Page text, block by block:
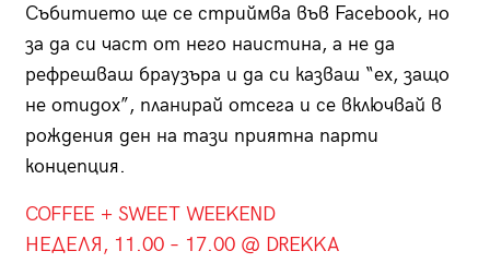
Събитието ще се стриймва във Facebook, но
за да си част от него наистина, а не да
рефрешваш браузъра и да си казваш “ех, защо
не отидох”, планирай отсега и се включвай в
рождения ден на тази приятна парти
концепция.
COFFEE + SWEET WEEKEND
НЕДЕЛЯ, 11.00 – 17.00 @ DREKKA